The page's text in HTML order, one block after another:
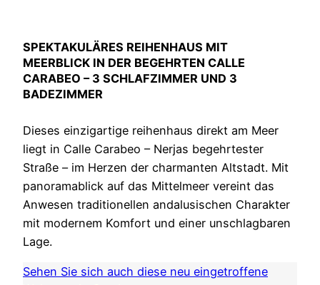
SPEKTAKULÄRES REIHENHAUS MIT
MEERBLICK IN DER BEGEHRTEN CALLE
CARABEO – 3 SCHLAFZIMMER UND 3
BADEZIMMER
Dieses einzigartige reihenhaus direkt am Meer
liegt in Calle Carabeo – Nerjas begehrtester
Straße – im Herzen der charmanten Altstadt. Mit
panoramablick auf das Mittelmeer vereint das
Anwesen traditionellen andalusischen Charakter
mit modernem Komfort und einer unschlagbaren
Lage.
Sehen Sie sich auch diese neu eingetroffene